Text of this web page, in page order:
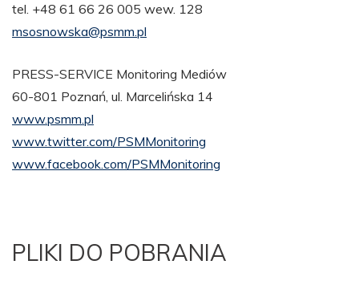
tel. +48 61 66 26 005 wew. 128
msosnowska@psmm.pl
PRESS-SERVICE Monitoring Mediów
60-801 Poznań, ul. Marcelińska 14
www.psmm.pl
www.twitter.com/PSMMonitoring
www.facebook.com/PSMMonitoring
PLIKI DO POBRANIA